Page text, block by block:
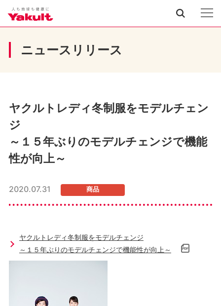
ニュースリリース
ヤクルトレディ冬制服をモデルチェン
ジ
～１５年ぶりのモデルチェンジで機能
性が向上～
2020.07.31 商品
ヤクルトレディ冬制服をモデルチェンジ
～１５年ぶりのモデルチェンジで機能性が向上～